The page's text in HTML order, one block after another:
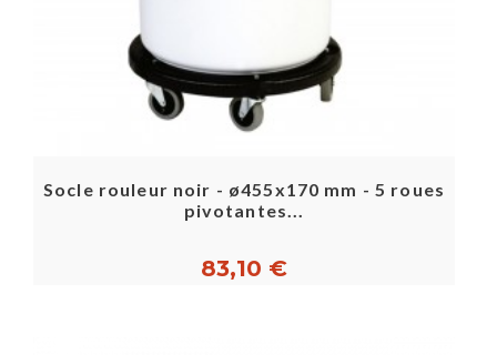
Socle rouleur noir - ø455x170 mm - 5 roues
pivotantes...
83,10 €